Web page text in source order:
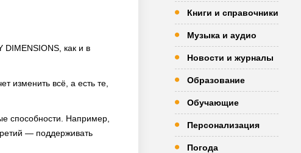
DIMENSIONS, как и в
изменить всё, а есть те,
способности. Например,
— поддерживать
Книги и справочники
Музыка и аудио
Новости и журналы
Образование
Обучающие
Персонализация
Погода